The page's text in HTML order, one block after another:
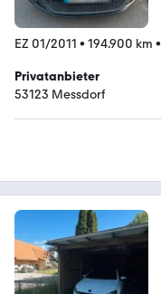
EZ 01/2011 • 194.900 km •
Privatanbieter
53123 Messdorf